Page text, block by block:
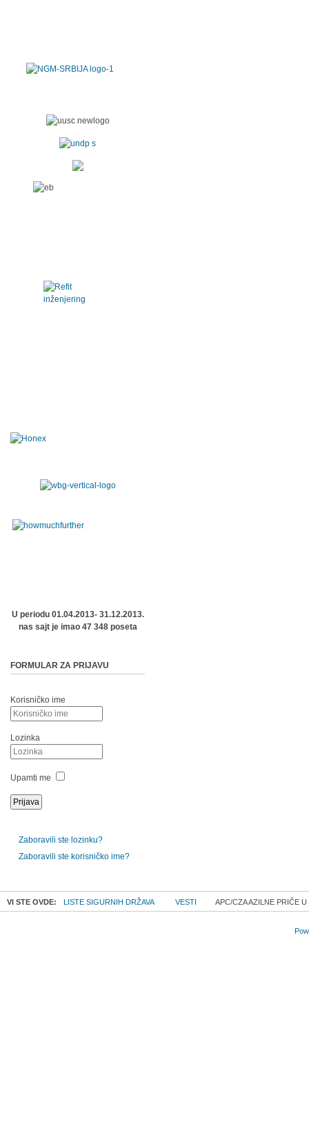
U periodu 01.04.2013- 31.12.2013.
nas sajt je imao 47 348 poseta
FORMULAR ZA PRIJAVU
Korisničko ime
Lozinka
Upamti me
Zaboravili ste lozinku?
Zaboravili ste korisničko ime?
VI STE OVDE: LISTE SIGURNIH DRŽAVA VESTI APC/CZA AZILNE PRIČE